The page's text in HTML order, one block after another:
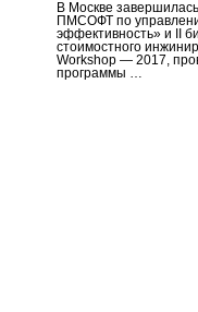
В Москве
ПМСОФТ по
эффективность» и II
стоимостного
Workshop — 2017,
программы …